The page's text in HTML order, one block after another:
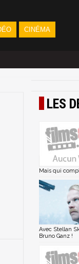
CINÉMA
LES
Mais qui
Avec Stellan
Bruno Ganz !